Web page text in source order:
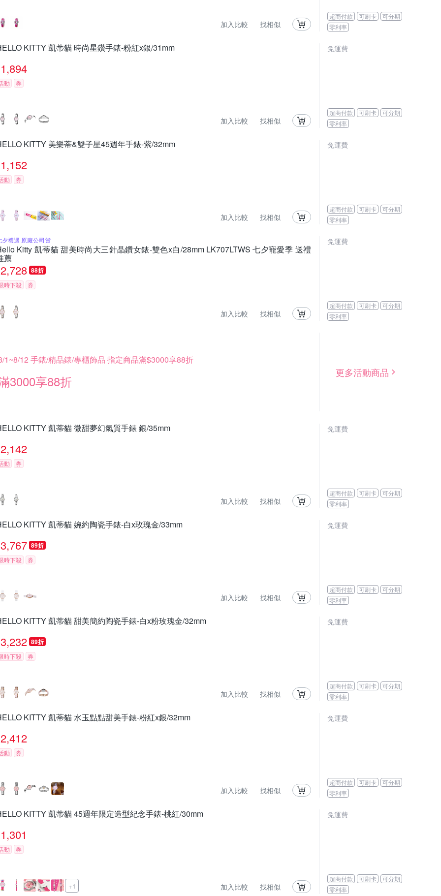
加入比較 找相似
超商付款 可刷卡
可分期
零利率
KITTY 凱蒂貓 時尚星鑽手錶-粉紅x銀/31mm
1,894
動 券
加入比較 找相似
免運費
超商付款 可刷卡
可分期
零利率
KITTY 美樂蒂&雙子星45週年手錶-紫/32mm
1,152
動 券
加入比較 找相似
免運費
超商付款 可刷卡
可分期
零利率
夕禮遇 原廠公司貨
Kitty 凱蒂貓 甜美時尚大三針晶鑽女錶-雙色x白/28mm LK707LTWS 七夕寵愛季 送禮
薦
2,728 88折
時下殺 券
加入比較 找相似
免運費
超商付款 可刷卡
可分期
零利率
1~8/12 手錶/精品錶/專櫃飾品 指定商品滿$3000享88折
3000享88折
更多活動商品
KITTY 凱蒂貓 微甜夢幻氣質手錶 銀/35mm
2,142
動 券
加入比較 找相似
免運費
超商付款 可刷卡
可分期
零利率
KITTY 凱蒂貓 婉約陶瓷手錶-白x玫瑰金/33mm
3,767 89折
時下殺 券
加入比較 找相似
免運費
超商付款 可刷卡
可分期
零利率
KITTY 凱蒂貓 甜美簡約陶瓷手錶-白x粉玫瑰金/32mm
3,232 89折
時下殺 券
加入比較 找相似
免運費
超商付款 可刷卡
可分期
零利率
KITTY 凱蒂貓 水玉點點甜美手錶-粉紅x銀/32mm
2,412
動 券
加入比較 找相似
免運費
超商付款 可刷卡
可分期
零利率
KITTY 凱蒂貓 45週年限定造型紀念手錶-桃紅/30mm
1,301
動 券
+1 加入比較 找相似
免運費
超商付款 可刷卡
可分期
零利率